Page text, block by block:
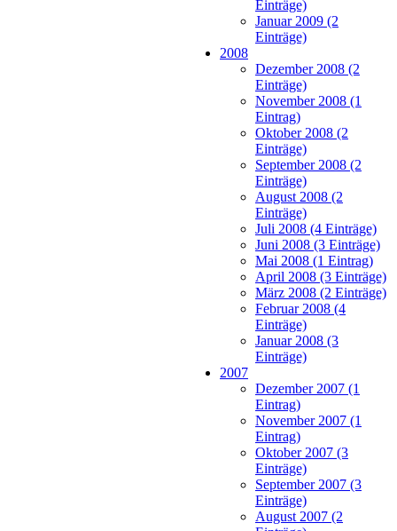
Einträge)
Januar 2009 (2
Einträge)
2008
Dezember 2008 (2
Einträge)
November 2008 (1
Eintrag)
Oktober 2008 (2
Einträge)
September 2008 (2
Einträge)
August 2008 (2
Einträge)
Juli 2008 (4 Einträge)
Juni 2008 (3 Einträge)
Mai 2008 (1 Eintrag)
April 2008 (3 Einträge)
März 2008 (2 Einträge)
Februar 2008 (4
Einträge)
Januar 2008 (3
Einträge)
2007
Dezember 2007 (1
Eintrag)
November 2007 (1
Eintrag)
Oktober 2007 (3
Einträge)
September 2007 (3
Einträge)
August 2007 (2